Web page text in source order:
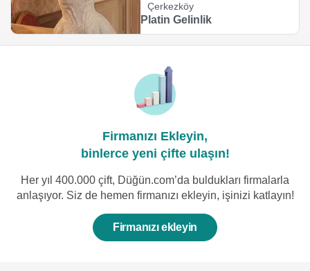
Çerkezköy
Platin Gelinlik
Firmanızı Ekleyin,
binlerce yeni çifte ulaşın!
Her yıl 400.000 çift, Düğün.com’da buldukları firmalarla
anlaşıyor. Siz de hemen firmanızı ekleyin, işinizi katlayın!
Firmanızı ekleyin